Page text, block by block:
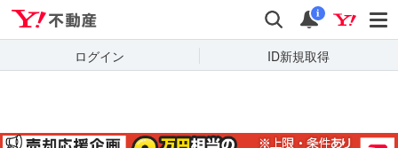
検索 通知
i
ログイン ID新規取得
キーワードで
質問を探す